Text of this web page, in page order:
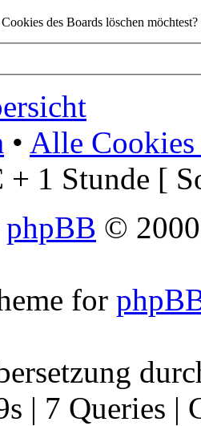
des Boards löschen möchtest?
• Alle Cookies
+ 1 Stunde [
phpBB ©
for
| 7 Queries |